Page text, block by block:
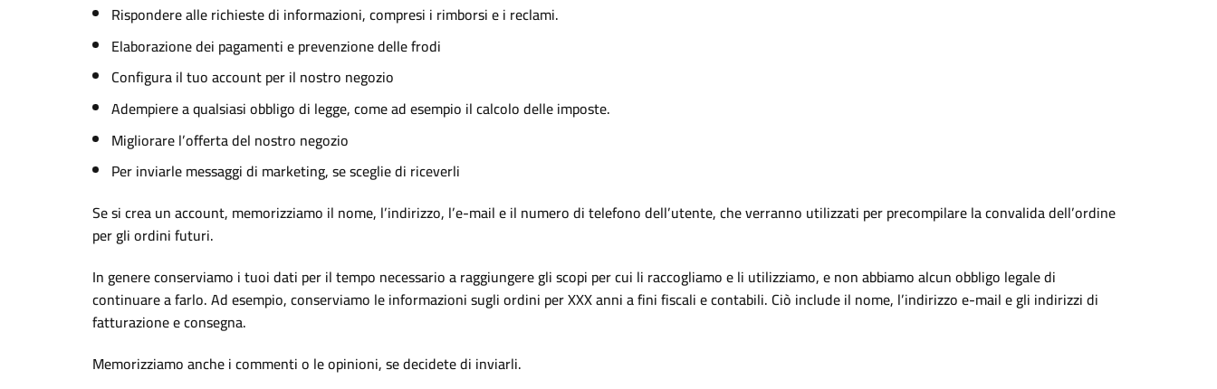
Rispondere alle richieste di informazioni, compresi i rimborsi e i reclami.
Elaborazione dei pagamenti e prevenzione delle frodi
Configura il tuo account per il nostro negozio
Adempiere a qualsiasi obbligo di legge, come ad esempio il calcolo delle imposte.
Migliorare l’offerta del nostro negozio
Per inviarle messaggi di marketing, se sceglie di riceverli
Se si crea un account, memorizziamo il nome, l’indirizzo, l’e-mail e il numero di telefono dell’utente, che verranno utilizzati per precompilare la convalida dell’ordine
per gli ordini futuri.
In genere conserviamo i tuoi dati per il tempo necessario a raggiungere gli scopi per cui li raccogliamo e li utilizziamo, e non abbiamo alcun obbligo legale di
continuare a farlo. Ad esempio, conserviamo le informazioni sugli ordini per XXX anni a fini fiscali e contabili. Ciò include il nome, l’indirizzo e-mail e gli indirizzi di
fatturazione e consegna.
Memorizziamo anche i commenti o le opinioni, se decidete di inviarli.